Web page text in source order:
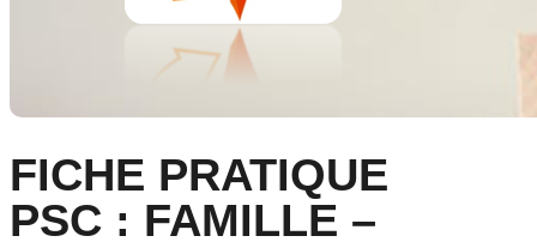
FICHE PRATIQUE
PSC : FAMILLE –